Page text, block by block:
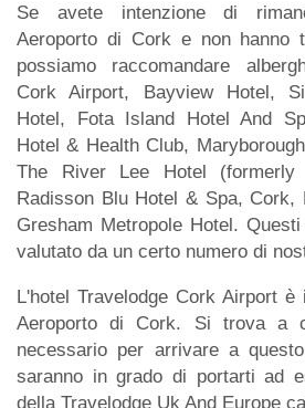
Se avete intenzione di
Aeroporto di Cork e non hanno
possiamo raccomandare
Cork Airport, Bayview Hotel,
Hotel, Fota Island Hotel And
Hotel & Health Club,
The River Lee Hotel
Radisson Blu Hotel & Spa,
Gresham Metropole Hotel.
valutato da un certo numero di
L'hotel Travelodge Cork Airport
Aeroporto di Cork. Si trova a
necessario per arrivare a
saranno in grado di portarti ad
della Travelodge Uk And Europe